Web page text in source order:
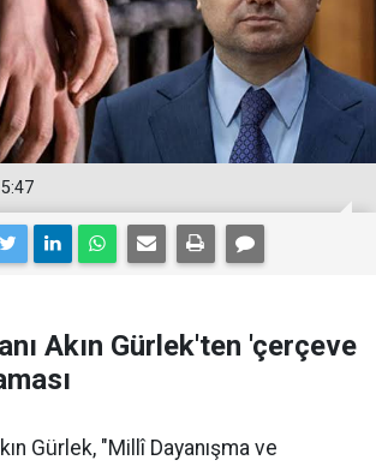
Akın Gürlek'ten 'çerçeve
Gürlek, "Millî Dayanışma ve